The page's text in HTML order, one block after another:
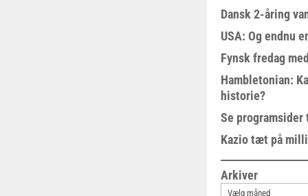
Dansk 2-åring
USA: Og endnu
Fynsk fredag
Hambletonian:
historie?
Se
Kazio tæt på
Arkiver